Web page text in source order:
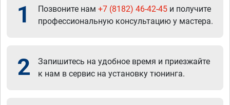
1 Позвоните нам +7 (8182) 46-42-45 и получите
профессиональную консультацию у мастера.
2
Запишитесь на удобное время и приезжайте
к нам в сервис на установку тюнинга.